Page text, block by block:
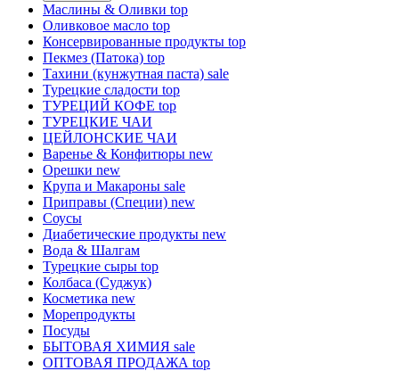
Маслины & Оливки top
Оливковое масло top
Консервированные продукты top
Пекмез (Патока) top
Тахини (кунжутная паста) sale
Турецкие сладости top
ТУРЕЦИЙ КОФЕ top
ТУРЕЦКИЕ ЧАИ
ЦЕЙЛОНСКИЕ ЧАИ
Варенье & Конфитюры new
Орешки new
Крупа и Макароны sale
Приправы (Специи) new
Соусы
Диабетические продукты new
Вода & Шалгам
Турецкие сыры top
Колбаса (Суджук)
Косметика new
Морепродукты
Посуды
БЫТОВАЯ ХИМИЯ sale
ОПТОВАЯ ПРОДАЖА top